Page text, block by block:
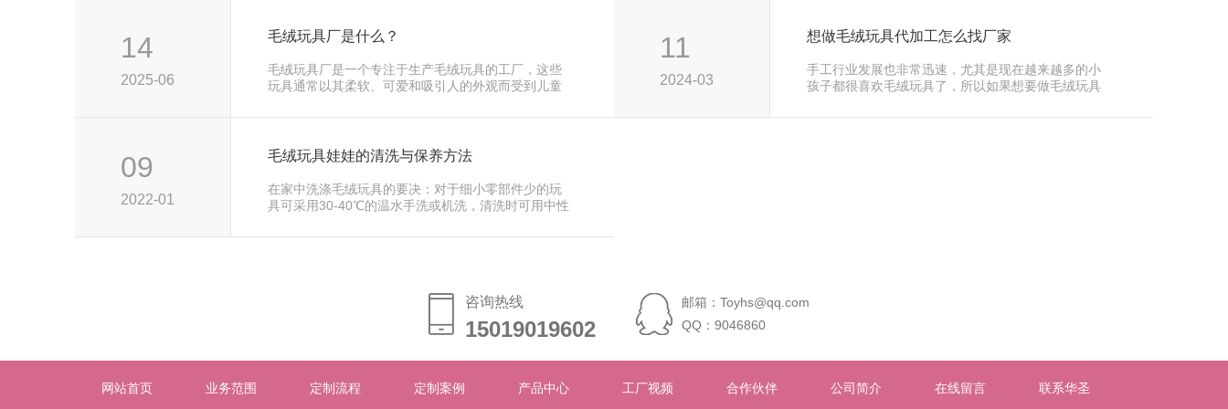
14
2025-06
毛绒玩具厂是什么？
毛绒玩具厂是一个专注于生产毛绒玩具的工厂，这些
玩具通常以其柔软、可爱和吸引人的外观而受到儿童
11
2024-03
想做毛绒玩具代加工怎么找厂家
手工行业发展也非常迅速，尤其是现在越来越多的小
孩子都很喜欢毛绒玩具了，所以如果想要做毛绒玩具
09
2022-01
毛绒玩具娃娃的清洗与保养方法
在家中洗涤毛绒玩具的要决：对于细小零部件少的玩
具可采用30-40℃的温水手洗或机洗，清洗时可用中性
咨询热线
15019019602
15019019602
邮箱：Toyhs@qq.com
QQ：9046860
网站首页 业务范围 定制流程 定制案例 产品中心 工厂视频 合作伙伴 公司简介 在线留言 联系华圣